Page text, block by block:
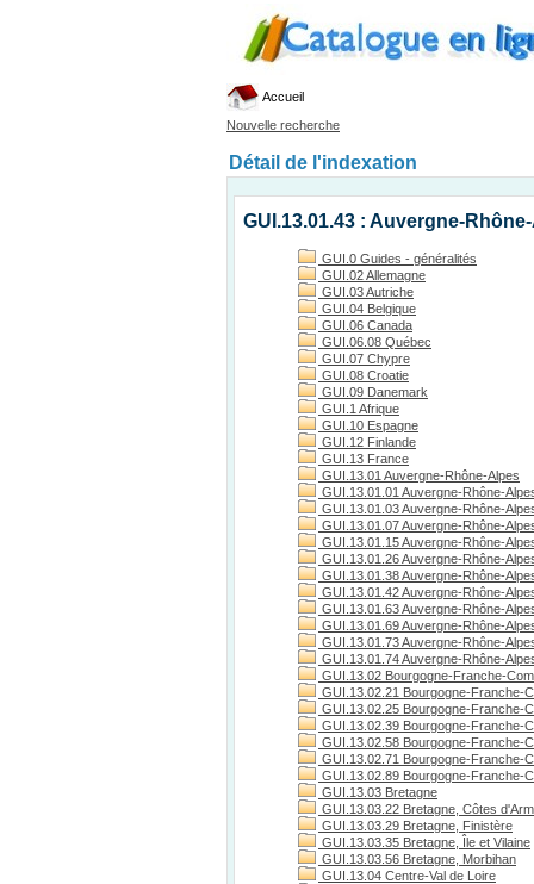
Accueil
Nouvelle recherche
Détail de l'indexation
GUI.13.01.43 : Auvergne-
GUI.0 Guides - généralités
GUI.02 Allemagne
GUI.03 Autriche
GUI.04 Belgique
GUI.06 Canada
GUI.06.08 Québec
GUI.07 Chypre
GUI.08 Croatie
GUI.09 Danemark
GUI.1 Afrique
GUI.10 Espagne
GUI.12 Finlande
GUI.13 France
GUI.13.01 Auvergne-Rhône-Alpes
GUI.13.01.01 Auvergne-Rhône-
GUI.13.01.03 Auvergne-Rhône-
GUI.13.01.07 Auvergne-Rhône-
GUI.13.01.15 Auvergne-Rhône-
GUI.13.01.26 Auvergne-Rhône-
GUI.13.01.38 Auvergne-Rhône-
GUI.13.01.42 Auvergne-Rhône-
GUI.13.01.63 Auvergne-Rhône-
GUI.13.01.69 Auvergne-Rhône-
GUI.13.01.73 Auvergne-Rhône-
GUI.13.01.74 Auvergne-Rhône-
GUI.13.02 Bourgogne-Franche-
GUI.13.02.21 Bourgogne-Franche-
GUI.13.02.25 Bourgogne-Franche-
GUI.13.02.39 Bourgogne-Franche-
GUI.13.02.58 Bourgogne-Franche-
GUI.13.02.71 Bourgogne-Franche-
GUI.13.02.89 Bourgogne-Franche-
GUI.13.03 Bretagne
GUI.13.03.22 Bretagne, Côtes
GUI.13.03.29 Bretagne, Finistère
GUI.13.03.35 Bretagne, Île et Vilaine
GUI.13.03.56 Bretagne, Morbihan
GUI.13.04 Centre-Val de Loire